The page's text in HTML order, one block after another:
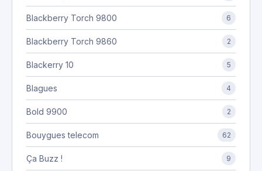
Blackberry Torch 9800 6
Blackberry Torch 9860 2
Blackerry 10 5
Blagues 4
Bold 9900 2
Bouygues telecom 62
Ça Buzz ! 9